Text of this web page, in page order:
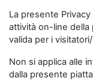
La presente
attività on-line
valida per i
Non si applica alle
dalla presente